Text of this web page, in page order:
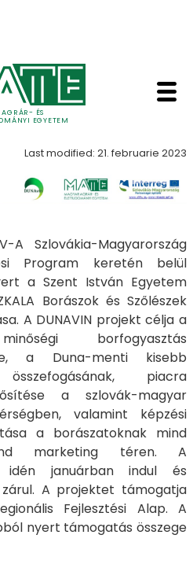
ÉS
EGYETEM
Last modified: 21. februarie 2023
Szlovákia-Magyarország
Program keretén belül
a Szent István Egyetem
Borászok és Szőlészek
A DUNAVIN projekt célja a
borfogyasztás
a Duna-menti kisebb
piacra
a szlovák-magyar
valamint képzési
a borászatoknak mind
marketing téren. A
idén januárban indul és
zárul. A projektet támogatja
Fejlesztési Alap. A
nyert támogatás összege